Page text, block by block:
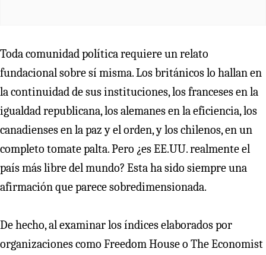
Toda comunidad política requiere un relato
fundacional sobre sí misma. Los británicos lo hallan en
la continuidad de sus instituciones, los franceses en la
igualdad republicana, los alemanes en la eficiencia, los
canadienses en la paz y el orden, y los chilenos, en un
completo tomate palta. Pero ¿es EE.UU. realmente el
país más libre del mundo? Esta ha sido siempre una
afirmación que parece sobredimensionada.
De hecho, al examinar los índices elaborados por
organizaciones como Freedom House o The Economist